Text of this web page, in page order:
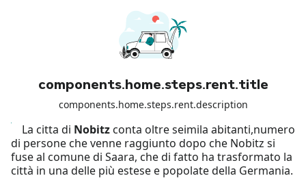
components.home.steps.rent.title
components.home.steps.rent.description
La citta di Nobitz conta oltre seimila abitanti,numero
di persone che venne raggiunto dopo che Nobitz si
fuse al comune di Saara, che di fatto ha trasformato la
città in una delle più estese e popolate della Germania.